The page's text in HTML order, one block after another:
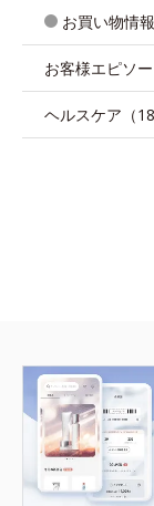
お買い物情報
お客様エピソー
ヘルスケア（18